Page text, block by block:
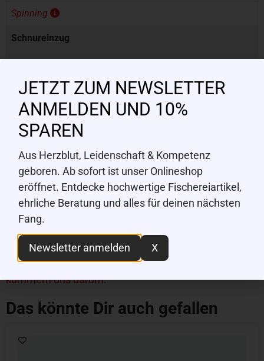
Spinning
Schnureinzug
Schnurfassung
150m
Zielfisch
Egli (Barsch) ,Forelle ,Karpfen , Weissfisch
Übersetzung
Fehler entdeckt? Falsche Beschreibung oder
fehlerhafte Informationen?Hier melden und wir
kümmern uns darum.
Das könnte Dir auch gefallen
JETZT ZUM NEWSLETTER
ANMELDEN UND 10%
SPAREN
Aus Herzblut, Leidenschaft & Kompetenz
geboren. Ab sofort ist unser Onlineshop
eröffnet. Entdecke hochwertige Fischereiartikel,
ehrliche Beratung und alles für deinen nächsten
Fang.
Newsletter anmelden X